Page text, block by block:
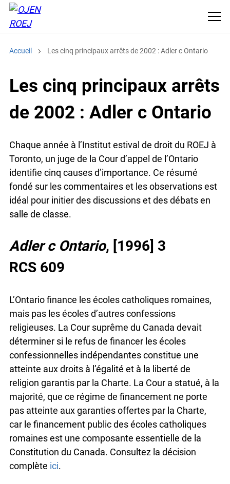
Accueil Les cinq principaux arrêts de 2002 : Adler c Ontario
Les cinq principaux arrêts
de 2002 : Adler c Ontario
Chaque année à l’Institut estival de droit du ROEJ à
Toronto, un juge de la Cour d’appel de l’Ontario
identifie cinq causes d’importance. Ce résumé
fondé sur les commentaires et les observations est
idéal pour initier des discussions et des débats en
salle de classe.
Adler c Ontario, [1996] 3
RCS 609
L’Ontario finance les écoles catholiques romaines,
mais pas les écoles d’autres confessions
religieuses. La Cour suprême du Canada devait
déterminer si le refus de financer les écoles
confessionnelles indépendantes constitue une
atteinte aux droits à l’égalité et à la liberté de
religion garantis par la Charte. La Cour a statué, à la
majorité, que ce régime de financement ne porte
pas atteinte aux garanties offertes par la Charte,
car le financement public des écoles catholiques
romaines est une composante essentielle de la
Constitution du Canada. Consultez la décision
complète ici.